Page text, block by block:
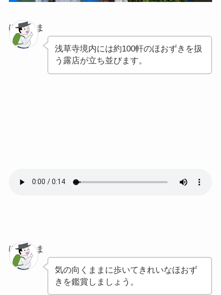
ぽちゃま
浅草寺境内には約100軒のほおずきを扱
う露店が立ち並びます。
ぽちゃま
気の向くままに歩いてきれいなほおず
きを鑑賞しましょう。